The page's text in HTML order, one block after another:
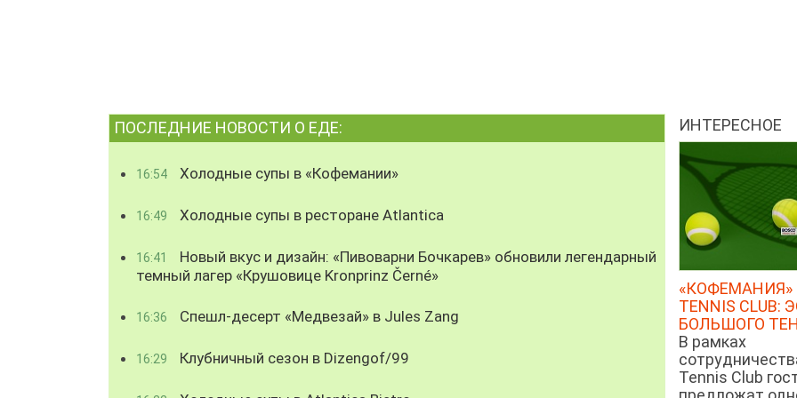
ПОСЛЕДНИЕ НОВОСТИ О ЕДЕ:
16:54 Холодные супы в «Кофемании»
16:49 Холодные супы в ресторане Atlantica
16:41
Новый вкус и дизайн: «Пивоварни Бочкарев» обновили легендарный
темный лагер «Крушовице Kronprinz Černé»
16:36 Спешл-десерт «Медвезай» в Jules Zang
16:29 Клубничный сезон в Dizengof/99
ИНТЕРЕСНОЕ
«КОФЕМАНИЯ»
TENNIS CLUB:
БОЛЬШОГО
В рамках
Tennis Club